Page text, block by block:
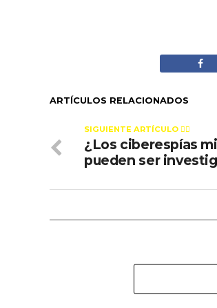
ARTÍCULOS RELACIONADOS
SIGUIENTE ARTÍCULO 👈🏻
¿Los ciberespías
pueden ser